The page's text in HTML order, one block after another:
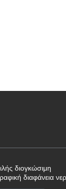
διογκώσιμη
διαφάνεια